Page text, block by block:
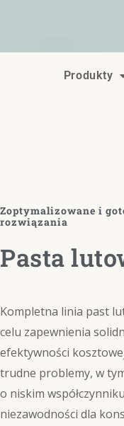
Produkty
Zoptymalizowane i
rozwiązania
Pasta
Kompletna linia past
celu zapewnienia
efektywności
trudne problemy, w
o niskim
niezawodności dla